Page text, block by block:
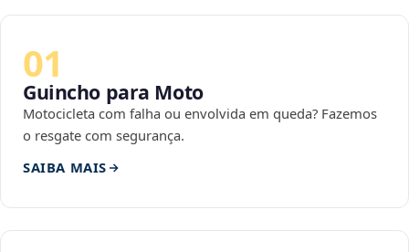
01
Guincho para Moto
Motocicleta com falha ou envolvida em queda? Fazemos
o resgate com segurança.
SAIBA MAIS